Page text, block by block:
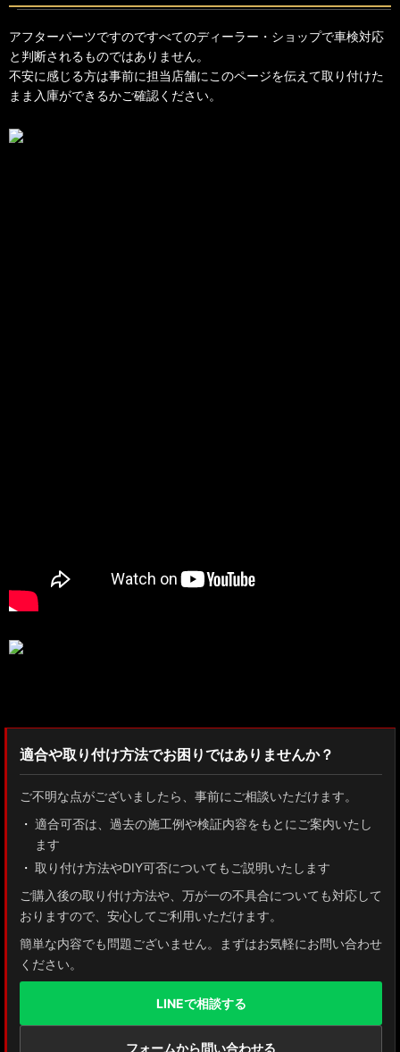
アフターパーツですのですべてのディーラー・ショップで車検対応
と判断されるものではありません。
不安に感じる方は事前に担当店舗にこのページを伝えて取り付けた
まま入庫ができるかご確認ください。
適合や取り付け方法でお困りではありませんか？
ご不明な点がございましたら、事前にご相談いただけます。
適合可否は、過去の施工例や検証内容をもとにご案内いたし
ます
取り付け方法やDIY可否についてもご説明いたします
ご購入後の取り付け方法や、万が一の不具合についても対応して
おりますので、安心してご利用いただけます。
簡単な内容でも問題ございません。まずはお気軽にお問い合わせ
ください。
LINEで相談する
フォームから問い合わせる